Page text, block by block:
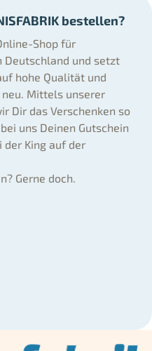
bestellen?
Shop für
Deutschland und setzt
hohe Qualität und
Mittels unserer
Dir das Verschenken so
uns Deinen Gutschein
der King auf der
Gerne doch.